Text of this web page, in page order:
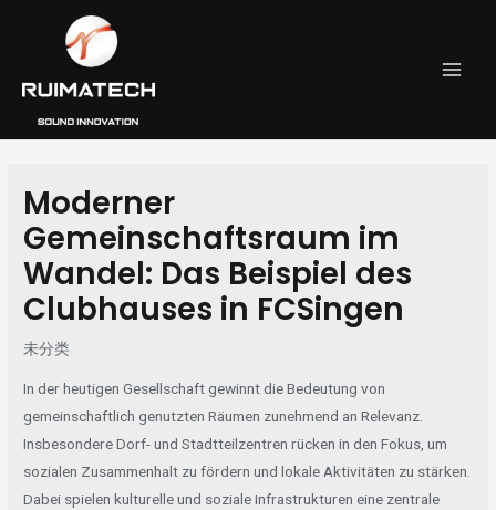
Moderner
Gemeinschaftsraum im
Wandel: Das Beispiel des
Clubhauses in FCSingen
未分类
In der heutigen Gesellschaft gewinnt die Bedeutung von
gemeinschaftlich genutzten Räumen zunehmend an Relevanz.
Insbesondere Dorf- und Stadtteilzentren rücken in den Fokus, um
sozialen Zusammenhalt zu fördern und lokale Aktivitäten zu stärken.
Dabei spielen kulturelle und soziale Infrastrukturen eine zentrale
navigation